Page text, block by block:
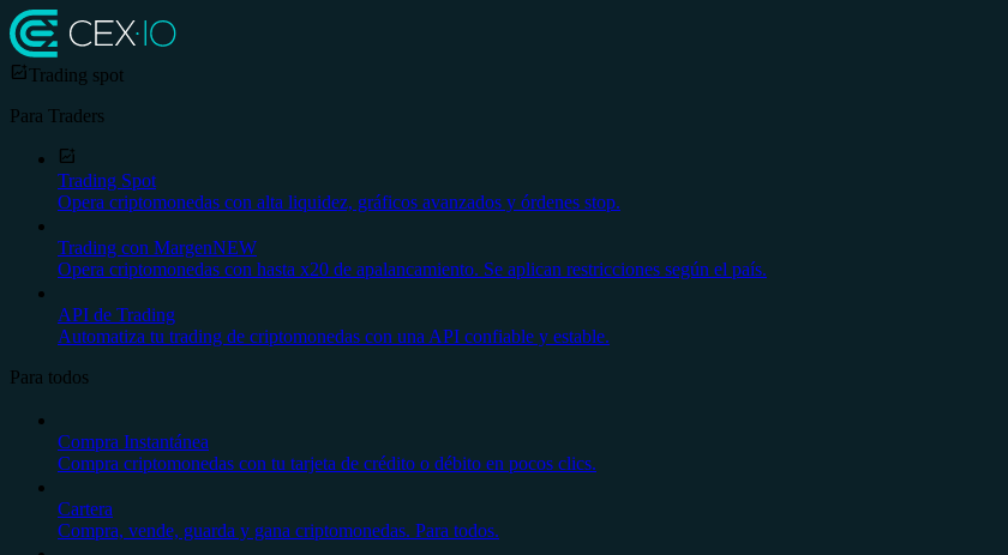
Trading spot
Para Traders
Trading Spot
Opera criptomonedas con alta liquidez, gráficos avanzados y órdenes stop.
Trading con MargenNEW
Opera criptomonedas con hasta x20 de apalancamiento. Se aplican restricciones según el país.
API de Trading
Automatiza tu trading de criptomonedas con una API confiable y estable.
Para todos
Compra Instantánea
Compra criptomonedas con tu tarjeta de crédito o débito en pocos clics.
Cartera
Compra, vende, guarda y gana criptomonedas. Para todos.